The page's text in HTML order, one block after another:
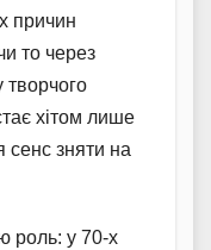
причин
то через
творчого
хітом лише
сенс зняти на
роль: у 70-х